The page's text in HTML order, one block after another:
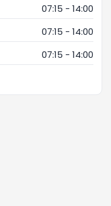
07:15 - 14:00
07:15 - 14:00
07:15 - 14:00